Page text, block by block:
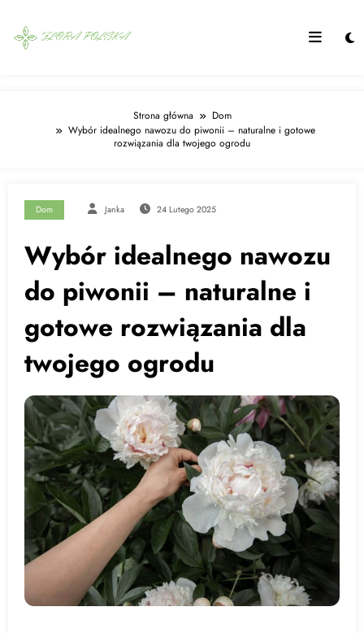
content
Strona główna
Dom
Wybór idealnego nawozu do piwonii – naturalne i gotowe
rozwiązania dla twojego ogrodu
Dom Janka 24 Lutego 2025
Wybór idealnego nawozu
do piwonii – naturalne i
gotowe rozwiązania dla
twojego ogrodu